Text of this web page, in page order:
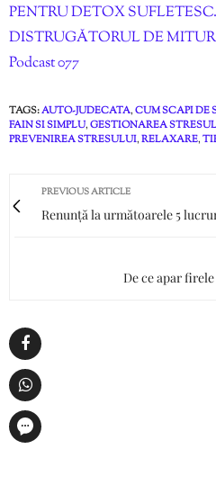
PENTRU DETOX
DISTRUGĂTORUL DE
Podcast 077
TAGS:AUTO-JUDECATA,CUM SCAPI DE
FAIN SI SIMPLU,GESTIONAREA
PREVENIREA STRESULUI,RELAXARE,
PREVIOUS ARTICLE
Renunță la următoarele 5
De ce apar